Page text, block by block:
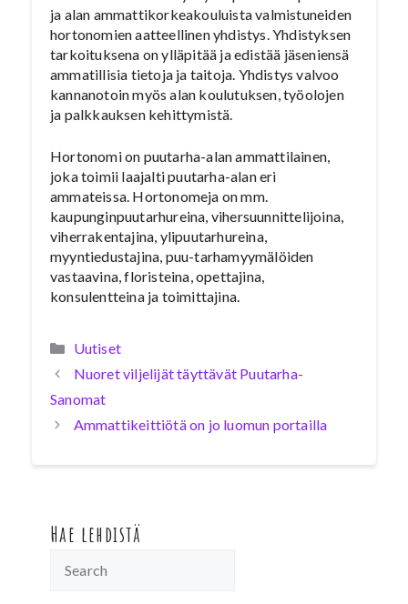
ja alan ammattikorkeakouluista valmistuneiden
hortonomien aatteellinen yhdistys. Yhdistyksen
tarkoituksena on ylläpitää ja edistää jäseniensä
ammatillisia tietoja ja taitoja. Yhdistys valvoo
kannanotoin myös alan koulutuksen, työolojen
ja palkkauksen kehittymistä.
Hortonomi on puutarha-alan ammattilainen,
joka toimii laajalti puutarha-alan eri
ammateissa. Hortonomeja on mm.
kaupunginpuutarhureina, vihersuunnittelijoina,
viherrakentajina, ylipuutarhureina,
myyntiedustajina, puu-tarhamyymälöiden
vastaavina, floristeina, opettajina,
konsulentteina ja toimittajina.
Kategoriat
Uutiset
Nuoret viljelijät täyttävät Puutarha-
Sanomat
Ammattikeittiötä on jo luomun portailla
Hae lehdistä